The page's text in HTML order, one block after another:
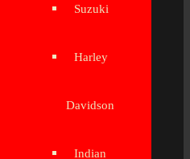
Suzuki
Harley
Davidson
Indian